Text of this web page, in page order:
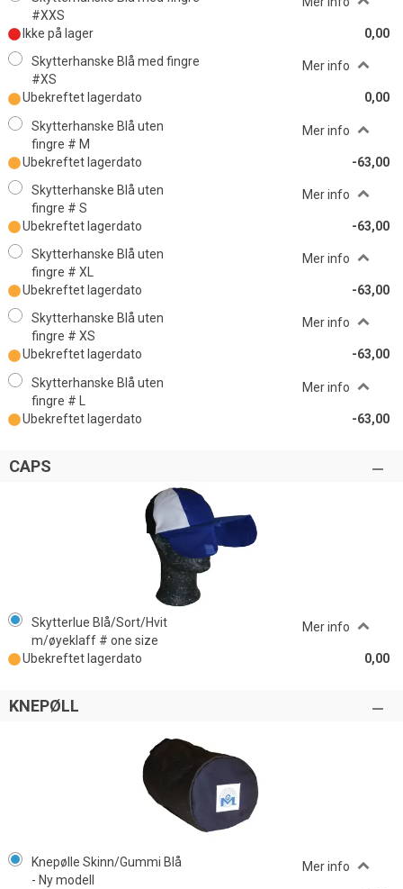
#XXS
Ikke på lager
0,00
Skytterhanske Blå med fingre
#XS
Mer info
Ubekreftet lagerdato
0,00
Skytterhanske Blå uten
fingre # M
Mer info
Ubekreftet lagerdato
-63,00
Skytterhanske Blå uten
fingre # S
Mer info
Ubekreftet lagerdato
-63,00
Skytterhanske Blå uten
fingre # XL
Mer info
Ubekreftet lagerdato
-63,00
Skytterhanske Blå uten
fingre # XS
Mer info
Ubekreftet lagerdato
-63,00
Skytterhanske Blå uten
fingre # L
Mer info
Ubekreftet lagerdato -63,00
CAPS
Skytterlue Blå/Sort/Hvit
m/øyeklaff # one size
Mer info
Ubekreftet lagerdato 0,00
KNEPØLL
Knepølle Skinn/Gummi Blå
- Ny modell
Mer info